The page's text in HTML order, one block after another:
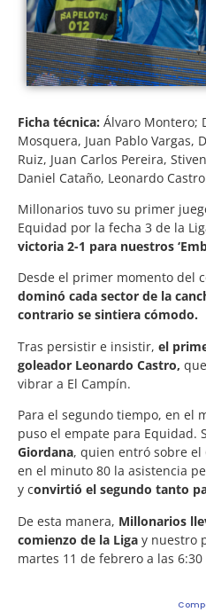
Ficha técnica: Álvaro Montero;
Mosquera, Juan Pablo Vargas,
Ruiz, Juan Carlos Pereira,
Daniel Cataño, Leonardo
Millonarios tuvo su primer
Equidad por la fecha 3 de la
victoria 2-1 para nuestros
Desde el primer momento del
dominó cada sector de la
contrario se sintiera cómodo.
Tras persistir e insistir, el
goleador Leonardo Castro,
vibrar a El Campín.
Para el segundo tiempo, en el
puso el empate para Equidad.
Giordana, quien entró sobre el
en el minuto 80 la asistencia
y convirtió el segundo tanto
De esta manera, Millonarios
comienzo de la Liga y nuestro
martes 11 de febrero a las